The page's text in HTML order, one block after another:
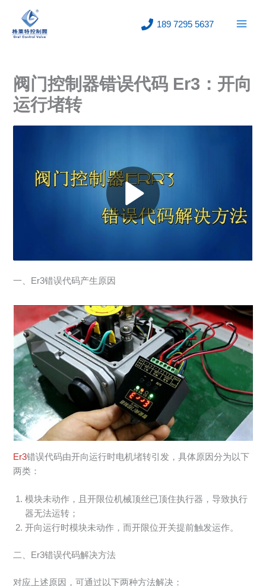
189 7295 5637
阀门控制器错误代码 Er3：开向
运行堵转
一、Er3错误代码产生原因
Er3错误代码由开向运行时电机堵转引发，具体原因分为以下
两类：
模块未动作，且开限位机械顶丝已顶住执行器，导致执行
器无法运转；
开向运行时模块未动作，而开限位开关提前触发运作。
二、Er3错误代码解决方法
对应上述原因，可通过以下两种方法解决：